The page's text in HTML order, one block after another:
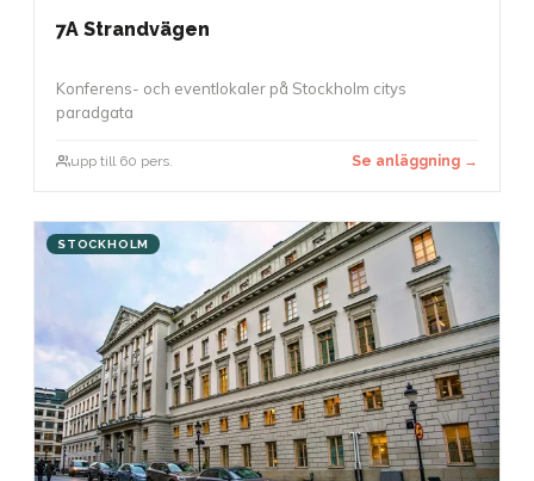
7A Strandvägen
Konferens- och eventlokaler på Stockholm citys
paradgata
upp till 60 pers. Se anläggning →
STOCKHOLM